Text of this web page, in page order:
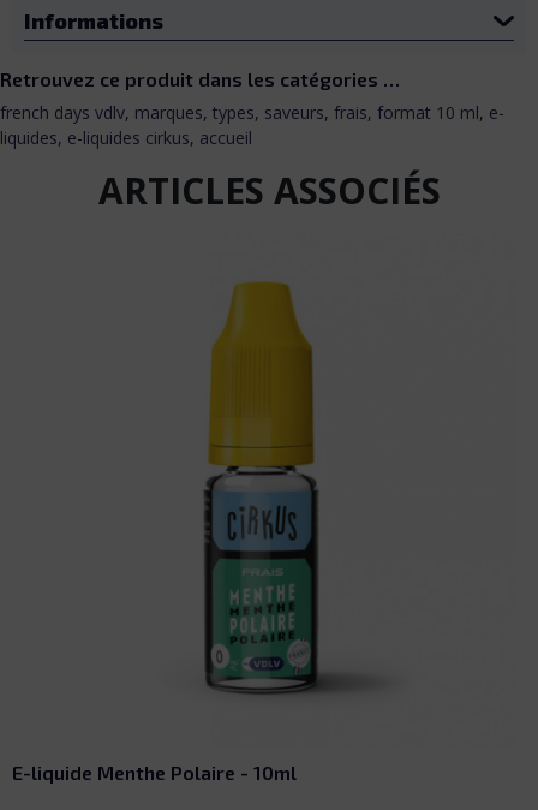
Informations
Retrouvez ce produit dans les catégories …
french days vdlv, marques, types, saveurs, frais, format 10 ml, e-
liquides, e-liquides cirkus, accueil
ARTICLES ASSOCIÉS
E-liquide Lemon Ice - 10ml